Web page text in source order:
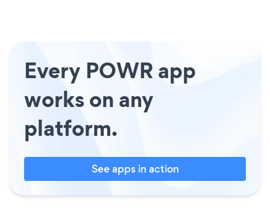
Every POWR app
works on any
platform.
See apps in action